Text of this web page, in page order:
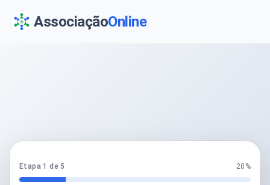
AssociaçãoOnline
Etapa 1 de 5 20%